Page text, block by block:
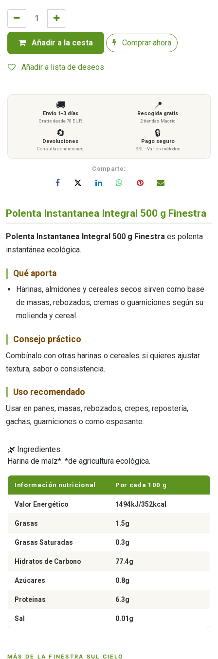
Añadir a la cesta Comprar ahora
Añadir a lista de deseos
🚚
Envío 1-3 días
Gratis desde 70 EUR
📍
Recogida gratis
2 tiendas Madrid
🔄
Devoluciones
Consulta condiciones
🔒
Pago seguro
SSL · Varios métodos
Comparte:
Polenta Instantanea Integral 500 g Finestra
Polenta Instantanea Integral 500 g Finestra es polenta
instantánea ecológica.
Qué aporta
Harinas, almidones y cereales secos sirven como base
de masas, rebozados, cremas o guarniciones según su
molienda y cereal.
Consejo práctico
Combínalo con otras harinas o cereales si quieres ajustar
textura, sabor o consistencia.
Uso recomendado
Usar en panes, masas, rebozados, crepes, repostería,
gachas, guarniciones o como espesante.
🌿 Ingredientes
Harina de maíz*. *de agricultura ecológica.
Información nutricional Por cada 100 g
Valor Energético 1494kJ/352kcal
Grasas 1.5g
Grasas Saturadas 0.3g
Hidratos de Carbono 77.4g
Azúcares 0.8g
Proteínas 6.3g
Sal 0.01g
MÁS DE LA FINESTRA SUL CIELO